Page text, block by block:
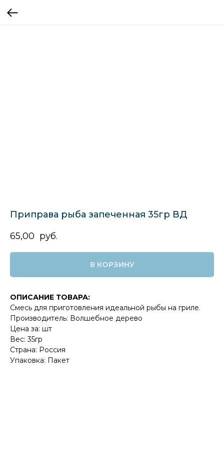
Приправа рыба запеченная 35гр ВД
65,00 руб.
В КОРЗИНУ
ОПИСАНИЕ ТОВАРА:
Смесь для приготовления идеальной рыбы на гриле.
Производитель: Волшебное дерево
Цена за: шт
Вес: 35гр
Страна: Россия
Упаковка: Пакет